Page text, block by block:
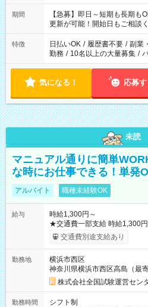
期間
【急募】即日～短期も長期も
更新が可能！開始日もご相談
特徴 日払いOK / 履歴書不要 / 副業
勤務 / 10名以上の大量募集 /
気になる！ 応募す
未読
マニュアル通りに簡単
な時にお仕事できる！単発
アルバイト 職種未経験OK
給与
時給1,300円～
★交通費一部支給 時給1,300円～ ※試験・役割により手当あり
※勤務回数により昇給あり 【
り！】 希望される場合、勤務
例】 ・河合塾模擬試験 8:30～
×8時間＝日収10,400円＋交通
円の場合あり ・国家試験
円（役割手当＋100円）×6時間＝
間】試用期間なし
交通費別途支給あり
勤務地
横浜市西区
神奈川県横浜市西区高島（最
株式会社全国試験運営セン
勤務時間
シフト制